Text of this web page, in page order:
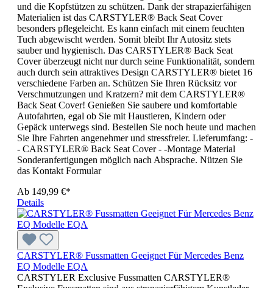
und die Kopfstützen zu schützen. Dank der strapazierfähigen
Materialien ist das CARSTYLER® Back Seat Cover
besonders pflegeleicht. Es kann einfach mit einem feuchten
Tuch abgewischt werden. Somit bleibt Ihr Autositz stets
sauber und hygienisch. Das CARSTYLER® Back Seat
Cover überzeugt nicht nur durch seine Funktionalität, sondern
auch durch sein attraktives Design CARSTYLER® bietet 16
verschiedene Farben an. Schützen Sie Ihren Rücksitz vor
Verschmutzungen und Kratzern? mit dem CARSTYLER®
Back Seat Cover! Genießen Sie saubere und komfortable
Autofahrten, egal ob Sie mit Haustieren, Kindern oder
Gepäck unterwegs sind. Bestellen Sie noch heute und machen
Sie Ihre Fahrten angenehmer und stressfreier. Lieferumfang: -
- CARSTYLER® Back Seat Cover - -Montage Material
Sonderanfertigungen möglich nach Absprache. Nützen Sie
das Kontakt Formular
Ab 149,99 €*
Details
CARSTYLER® Fussmatten Geeignet Für Mercedes Benz
EQ Modelle EQA
CARSTYLER Exclusive Fussmatten CARSTYLER®